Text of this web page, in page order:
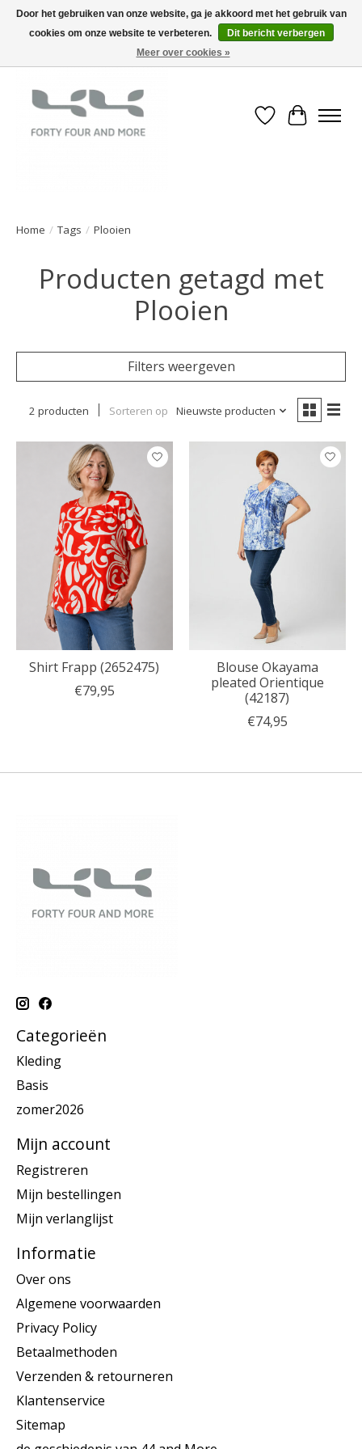
Verlanglijst
Home / Tags / Plooien
Producten getagd met
Plooien
Filters weergeven
2 producten Sorteren op Nieuwste producten
Shirt Frapp (2652475)
€79,95
Blouse Okayama
pleated Orientique
(42187)
€74,95
Categorieën
Kleding
Basis
zomer2026
Mijn account
Registreren
Mijn bestellingen
Mijn verlanglijst
Informatie
Over ons
Algemene voorwaarden
Privacy Policy
Betaalmethoden
Verzenden & retourneren
Klantenservice
Sitemap
Door het gebruiken van onze website, ga je akkoord met het gebruik van
cookies om onze website te verbeteren.
Dit bericht verbergen
Meer over cookies »